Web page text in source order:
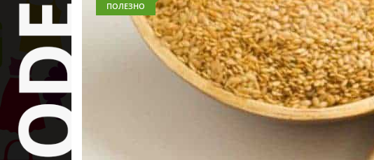
ПОЛЕЗНО